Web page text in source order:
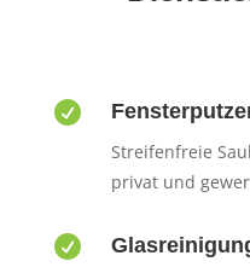

Streifenfreie
privat und
